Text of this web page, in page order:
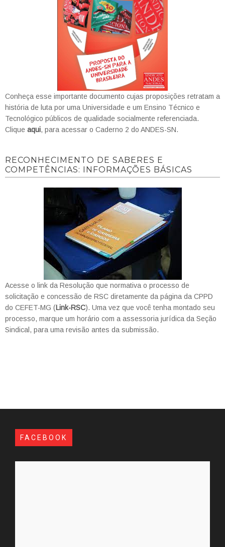
Conheça esse importante documento cujas proposições retratam a
história de luta por uma Universidade e um Ensino Técnico e
Tecnológico públicos de qualidade socialmente referenciada.
Clique aqui, para acessar o Caderno 2 do ANDES-SN.
RECONHECIMENTO DE SABERES E
COMPETÊNCIAS: INFORMAÇÕES BÁSICAS
Acesse o link da Resolução que normativa o processo de
solicitação e concessão de RSC diretamente da página da CPPD
do CEFET-MG (Link-RSC). Uma vez que você tenha montado seu
processo, marque um horário com a assessoria jurídica da Seção
Sindical, para uma revisão antes da submissão.
FACEBOOK